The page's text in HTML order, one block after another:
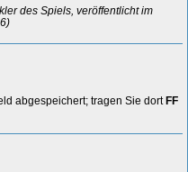
des Spiels, veröffentlicht im
abgespeichert; tragen Sie dortFF